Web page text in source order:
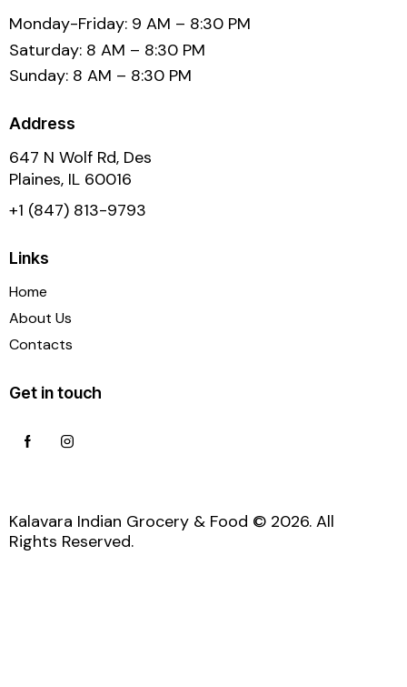
Monday-Friday: 9 AM – 8:30 PM
Saturday: 8 AM – 8:30 PM
Sunday: 8 AM – 8:30 PM
Address
647 N Wolf Rd, Des
Plaines, IL 60016
+1 (847) 813-9793
Links
Home
About Us
Contacts
Get in touch
Kalavara Indian Grocery & Food © 2026. All
Rights Reserved.